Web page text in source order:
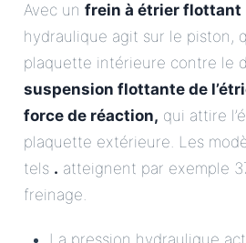
Avec un frein à étrier flottant
hydraulique agit sur le piston,
plaquette intérieure contre le
suspension flottante de
force de réaction, qui attire
plaquette extérieure. Les
tels . atteignent par exemple
freinage.
La pression hydraulique